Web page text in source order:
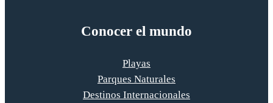
Conocer el mundo
Playas
Parques Naturales
Destinos Internacionales